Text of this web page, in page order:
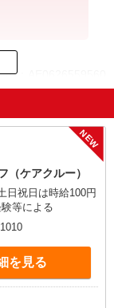
ID：AE0626559560
NEW
ケアクルー）
等による
を見る